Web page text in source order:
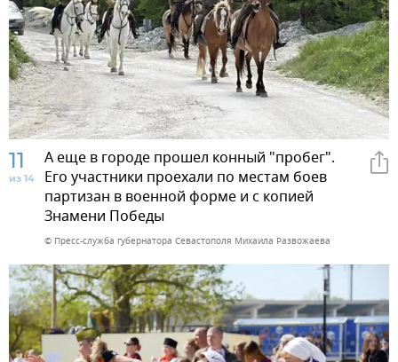
11
из 14
А еще в городе прошел конный "пробег".
Его участники проехали по местам боев
партизан в военной форме и с копией
Знамени Победы
© Пресс-служба губернатора Севастополя Михаила Развожаева